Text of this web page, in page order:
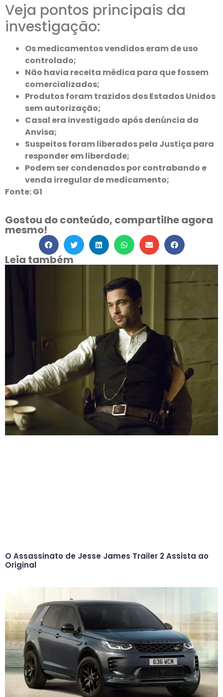
Veja pontos principais da
investigação:
Os medicamentos vendidos eram de uso
controlado;
Não havia receita médica para que fossem
comercializados;
Produtos foram trazidos dos Estados Unidos
sem autorização;
Casal era investigado após denúncia da
Anvisa;
Suspeitos foram liberados pela Justiça para
responder em liberdade;
Podem ser condenados por contrabando e
venda irregular de medicamento;
Fonte: G1
Gostou do conteúdo, compartilhe agora
mesmo!
Leia também
O Assassinato de Jesse James Trailer 2 Assista ao
Original